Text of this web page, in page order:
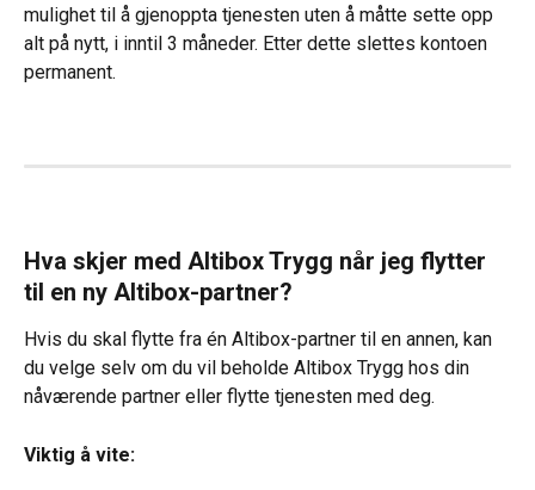
mulighet til å gjenoppta tjenesten uten å måtte sette opp
alt på nytt, i inntil 3 måneder. Etter dette slettes kontoen
permanent.
Hva skjer med Altibox Trygg når jeg flytter
til en ny Altibox-partner?
Hvis du skal flytte fra én Altibox-partner til en annen, kan
du velge selv om du vil beholde Altibox Trygg hos din
nåværende partner eller flytte tjenesten med deg.
Viktig å vite: